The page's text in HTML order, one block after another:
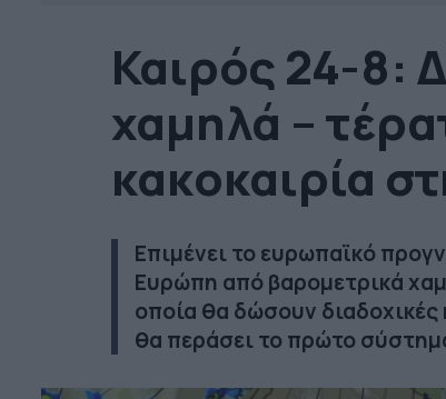
Καιρός 24-8:
χαμηλά –
κακοκαιρία
Επιμένει το ευρωπαϊκό
Ευρώπη από βαρομετρικά
οποία θα δώσουν διαδοχικές
θα περάσει το πρώτο